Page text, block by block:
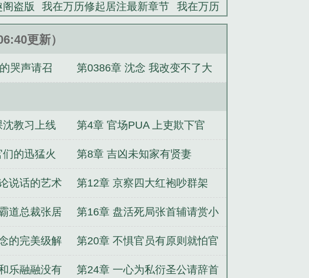
想有张居正的命。恍惚中，我看到内阁只剩
盗版 我在万历修起居注最新章节
我在万历
万历修起居注txt 我在万历修起居注起点 我
费阅读 我在万历修起居注起点中文网
模块侦探社之时光侦探社
重生觅良婿，偏执权
更新）
哭声请召 第0386章 沈念 我改变不了大
教习上线 第4章 官场PUA 上吏欺下官
的迅猛火 第8章 吉凶未知家有贤妻
说话的艺术 第12章 京察四大红袍吵群架
道总裁张居 第16章 盘活死局张首辅请赏小
皇帝承情
的完美级解 第20章 不惧官员有原则就怕官
员没喜好
乐融融没有 第24章 一心为私衍圣公请辞首